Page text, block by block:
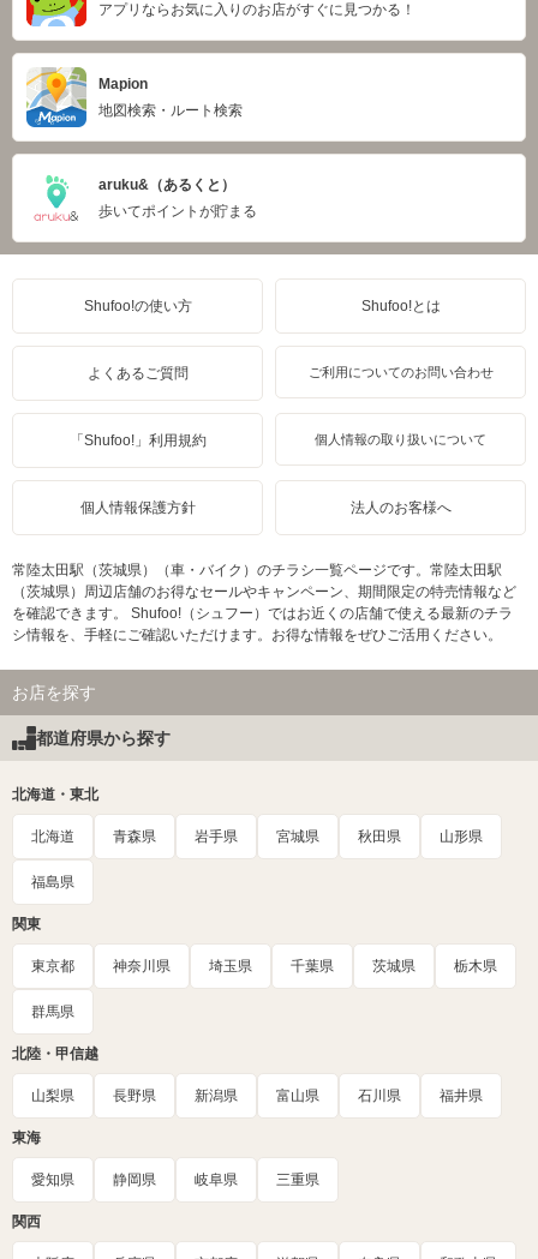
アプリならお気に入りのお店がすぐに見つかる！
Mapion
地図検索・ルート検索
aruku&（あるくと）
歩いてポイントが貯まる
Shufoo!の使い方 Shufoo!とは
よくあるご質問 ご利用についてのお問い合わせ
「Shufoo!」利用規約 個人情報の取り扱いについて
個人情報保護方針 法人のお客様へ
常陸太田駅（茨城県）（車・バイク）のチラシ一覧ページです。常陸太田駅
（茨城県）周辺店舗のお得なセールやキャンペーン、期間限定の特売情報など
を確認できます。 Shufoo!（シュフー）ではお近くの店舗で使える最新のチラ
シ情報を、手軽にご確認いただけます。お得な情報をぜひご活用ください。
お店を探す
都道府県から探す
北海道・東北
北海道 青森県 岩手県 宮城県 秋田県 山形県
福島県
関東
東京都 神奈川県 埼玉県 千葉県 茨城県 栃木県
群馬県
北陸・甲信越
山梨県 長野県 新潟県 富山県 石川県 福井県
東海
愛知県 静岡県 岐阜県 三重県
関西